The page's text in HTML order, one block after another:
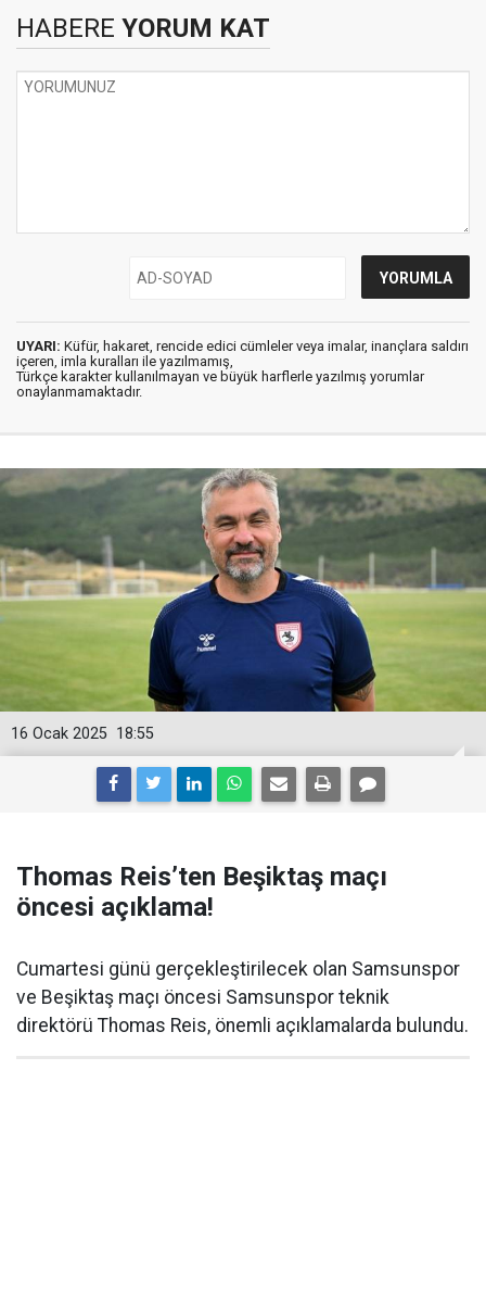
HABERE YORUM KAT
UYARI: Küfür, hakaret, rencide edici cümleler veya imalar, inançlara saldırı
içeren, imla kuralları ile yazılmamış,
Türkçe karakter kullanılmayan ve büyük harflerle yazılmış yorumlar
onaylanmamaktadır.
18:55
16 Ocak 2025
Thomas Reis’ten Beşiktaş maçı
öncesi açıklama!
Cumartesi günü gerçekleştirilecek olan Samsunspor
ve Beşiktaş maçı öncesi Samsunspor teknik
direktörü Thomas Reis, önemli açıklamalarda bulundu.